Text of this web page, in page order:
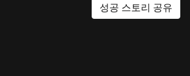
성공 스토리 공유